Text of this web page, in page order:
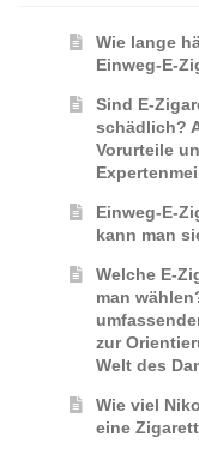
Wie lange
Einweg-E-
Sind E-
schädlich?
Vorurteile
Einweg-E-
kann man
Welche E-
man
zur
Welt des
Wie viel
eine